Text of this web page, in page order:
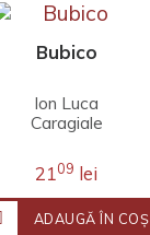
Bubico
Ion Luca
Caragiale
2109 lei
ADAUGĂ ÎN COŞ